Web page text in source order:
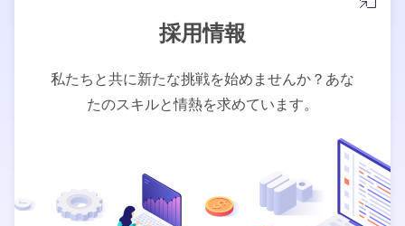
採用情報
私たちと共に新たな挑戦を始めませんか？あな
たのスキルと情熱を求めています。